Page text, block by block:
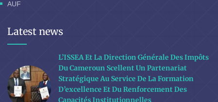
AUF
Latest news
L’ISSEA Et La Direction Générale Des Impôts
Du Cameroun Scellent Un Partenariat
Stratégique Au Service De La Formation
D’excellence Et Du Renforcement Des
Capacités Institutionnelles